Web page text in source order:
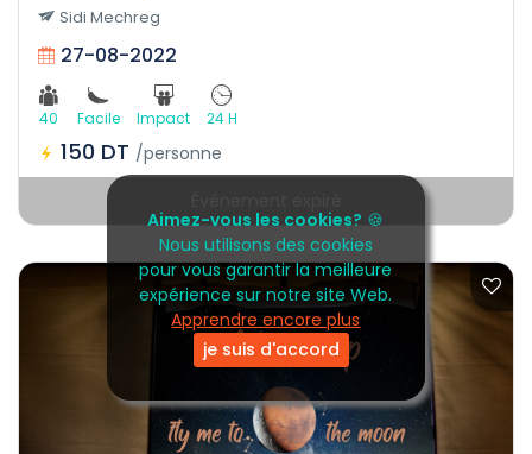
Aimez-vous les cookies? 🍪
Nous utilisons des cookies
pour vous garantir la meilleure
expérience sur notre site Web.
Apprendre encore plus
je suis d'accord
Sidi Mechreg
27-08-2022
40 Facile Impact 24 H
150 DT /personne